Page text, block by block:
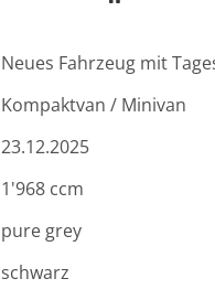
Neues Fahrzeug mit
Kompaktvan / Minivan
23.12.2025
1'968 ccm
pure grey
schwarz